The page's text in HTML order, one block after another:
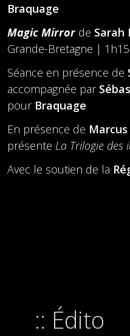
Braquage
Magic Mirrorde Sarah
Grande-Bretagne | 1h15
Séance en présence de
accompagnée par
pour Braquage
En présence de
présente La Trilogie des
Avec le soutien de la
Édito